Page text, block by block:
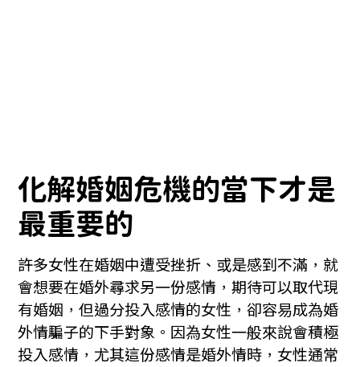
化解婚姻危機的當下才是
最重要的
許多女性在婚姻中遭受挫折、或是感到不滿，就
會想要在婚外尋求另一份感情，期待可以取代現
有婚姻，但過分投入感情的女性，卻容易成為婚
外情騙子的下手對象。因為女性一般來說會積極
投入感情，尤其這份感情是婚外情時，女性通常